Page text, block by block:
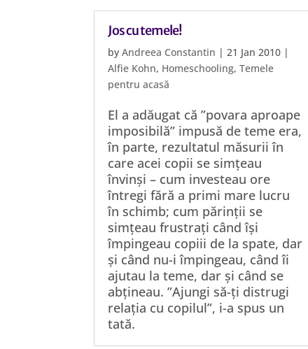
Jos cu temele!
byAndreea Constantin |21 Jan 2010 |
Alfie Kohn, Homeschooling,Temele
pentru acasă
El a adăugat că ”povara aproape
imposibilă” impusă de teme era,
în parte, rezultatul măsurii în
care acei copii se simțeau
învinși – cum investeau ore
întregi fără a primi mare lucru
în schimb; cum părinții se
simțeau frustrați când își
împingeau copiii de la spate, dar
și când nu-i împingeau, când îi
ajutau la teme, dar și când se
abțineau. ”Ajungi să-ți distrugi
relația cu copilul”, i-a spus un
tată.